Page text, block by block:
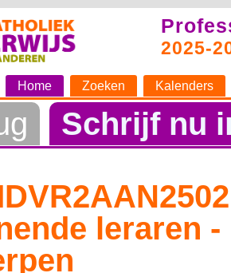
2025-
Home Zoeken Kalenders
Schrijf nu
leraren -